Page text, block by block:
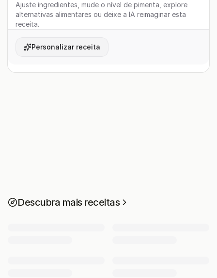
Ajuste ingredientes, mude o nível de pimenta, explore
alternativas alimentares ou deixe a IA reimaginar esta
receita.
Personalizar receita
Descubra mais receitas